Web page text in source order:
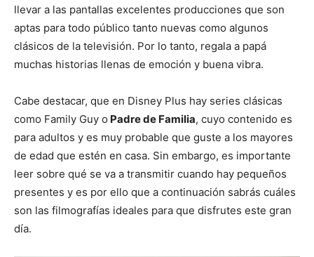
llevar a las pantallas excelentes producciones que son
aptas para todo público tanto nuevas como algunos
clásicos de la televisión. Por lo tanto, regala a papá
muchas historias llenas de emoción y buena vibra.
Cabe destacar, que en Disney Plus hay series clásicas
como Family Guy o Padre de Familia, cuyo contenido es
para adultos y es muy probable que guste a los mayores
de edad que estén en casa. Sin embargo, es importante
leer sobre qué se va a transmitir cuando hay pequeños
presentes y es por ello que a continuación sabrás cuáles
son las filmografías ideales para que disfrutes este gran
día.